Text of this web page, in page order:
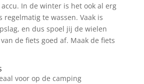
In de winter is het ook al erg
regelmatig te wassen. Vaak is
en dus spoel jij de wielen
de fiets goed af. Maak de fiets
voor op de camping